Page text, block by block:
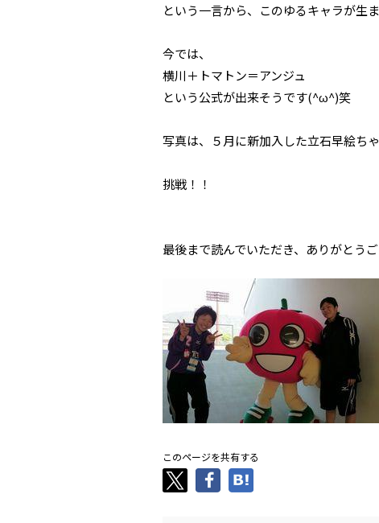
という一言から、このゆるキャラが生
今では、
横川＋トマトン＝アンジュ
という公式が出来そうです(^ω^)笑
写真は、５月に新加入した立石早絵ち
挑戦！！
最後まで読んでいただき、ありがとうご
このページを共有する